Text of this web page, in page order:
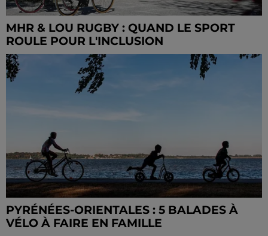
MHR & LOU RUGBY : QUAND LE SPORT
ROULE POUR L'INCLUSION
PYRÉNÉES-ORIENTALES : 5 BALADES À
VÉLO À FAIRE EN FAMILLE